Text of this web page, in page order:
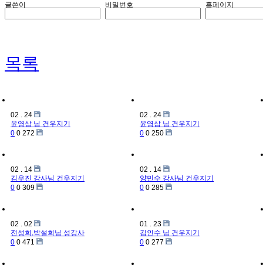
글쓴이 비밀번호 홈페이지
목록
02 . 24
윤영삼 님 건우지기
0 0 272
02 . 24
윤영삼 님 건우지기
0 0 250
02 . 14
김우진 강사님 건우지기
0 0 309
02 . 14
양민수 강사님 건우지기
0 0 285
02 . 02
전성희,박설희님 성강사
0 0 471
01 . 23
김인수 님 건우지기
0 0 277